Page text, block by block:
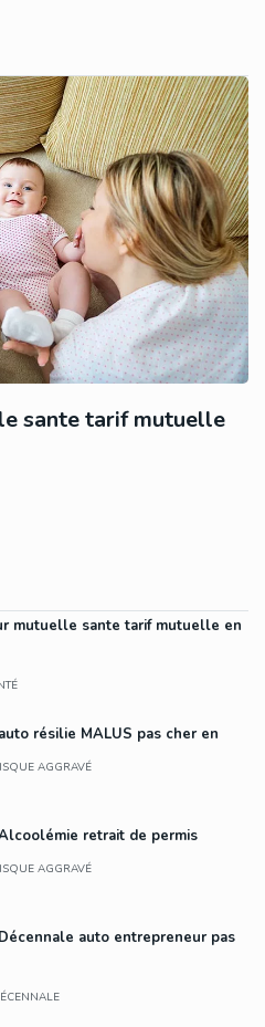
sante tarif mutuelle
mutuelle sante tarif mutuelle en
résilie MALUS pas cher en
AGGRAVÉ
retrait de permis
AGGRAVÉ
auto entrepreneur pas